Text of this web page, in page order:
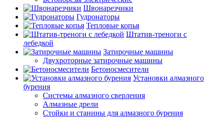
Швонарезчики
Гудронаторы
Тепловые копья
Штатив-треноги с
лебедкой
Затирочные машины
Двухроторные затирочные машины
Бетоносмесители
Установки алмазного
бурения
Системы алмазного сверления
Алмазные дрели
Стойки и станины для алмазного бурения